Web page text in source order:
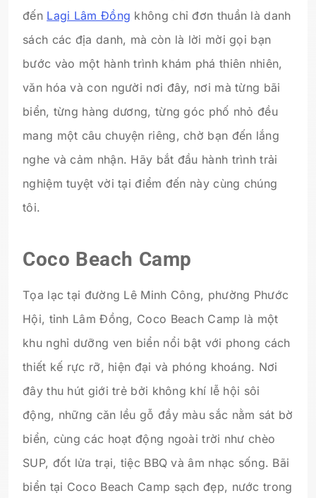
đến Lagi Lâm Đồng không chỉ đơn thuần là danh
sách các địa danh, mà còn là lời mời gọi bạn
bước vào một hành trình khám phá thiên nhiên,
văn hóa và con người nơi đây, nơi mà từng bãi
biển, từng hàng dương, từng góc phố nhỏ đều
mang một câu chuyện riêng, chờ bạn đến lắng
nghe và cảm nhận. Hãy bắt đầu hành trình trải
nghiệm tuyệt vời tại điểm đến này cùng chúng
tôi.
Coco Beach Camp
Tọa lạc tại đường Lê Minh Công, phường Phước
Hội, tỉnh Lâm Đồng, Coco Beach Camp là một
khu nghỉ dưỡng ven biển nổi bật với phong cách
thiết kế rực rỡ, hiện đại và phóng khoáng. Nơi
đây thu hút giới trẻ bởi không khí lễ hội sôi
động, những căn lều gỗ đầy màu sắc nằm sát bờ
biển, cùng các hoạt động ngoài trời như chèo
SUP, đốt lửa trại, tiệc BBQ và âm nhạc sống. Bãi
biển tại Coco Beach Camp sạch đẹp, nước trong